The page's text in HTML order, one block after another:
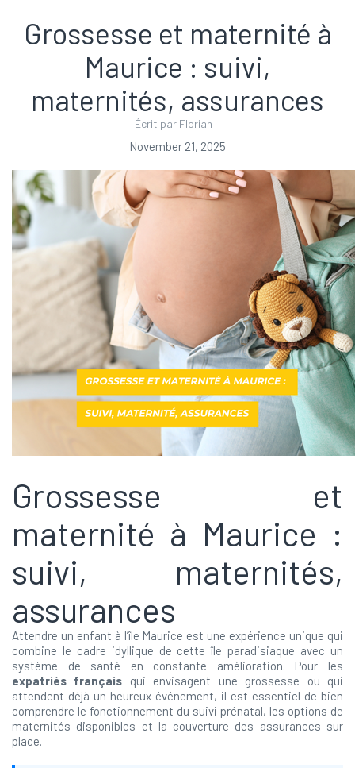
Grossesse et maternité à
Maurice : suivi,
maternités, assurances
Écrit par Florian
November 21, 2025
Grossesse et
maternité à Maurice :
suivi, maternités,
assurances
Attendre un enfant à l’île Maurice est une expérience unique qui
combine le cadre idyllique de cette île paradisiaque avec un
système de santé en constante amélioration. Pour les
expatriés français qui envisagent une grossesse ou qui
attendent déjà un heureux événement, il est essentiel de bien
comprendre le fonctionnement du suivi prénatal, les options de
maternités disponibles et la couverture des assurances sur
place.